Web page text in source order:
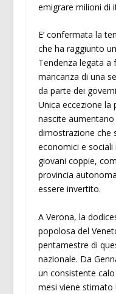
emigrare milioni di
E’ confermata la
che ha raggiunto
Tendenza legata a
mancanza di una
da parte dei
Unica eccezione la
nascite aumentano
dimostrazione che
economici e
giovani coppie,
provincia
essere invertito.
A Verona, la
popolosa del
pentamestre di
nazionale. Da
un consistente
mesi viene stimato